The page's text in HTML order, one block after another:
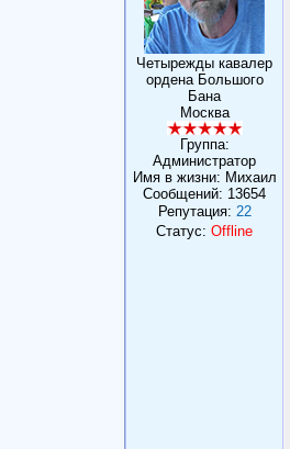
Четырежды кавалер
ордена Большого
Бана
Москва
Группа:
Администратор
Имя в жизни: Михаил
Сообщений: 13654
Репутация: 22
Статус: Offline